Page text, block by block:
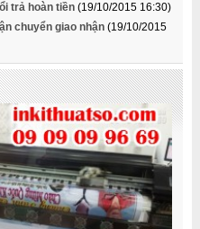
trả hoàn tiền (19/10/2015 16:30)
chuyển giao nhận (19/10/2015